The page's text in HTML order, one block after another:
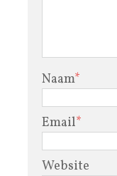
Naam*
Email*
Website